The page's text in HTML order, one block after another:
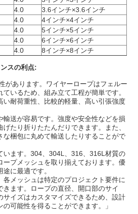
4.0
3.6インチ×3.6インチ
4.0
4インチ×4インチ
4.0
5インチ×5インチ
4.0
6インチ×6インチ
4.0 8インチ×8インチ
スの利点:
があります。ワイヤーロープはフェルー
いるため、組み立て工程が簡単です。
い耐荷重性、比較的軽量、高い引張強度
輸送が容易です。強度や安全性などを損
たり折りたたんだりできます。また、
な梱包に丸めて輸送したりすることがで
います。304、304L、316、316L材質の
ープメッシュを取り揃えております。優
に最適です。
各メッシュは特定のプロジェクト要件に
きます。ロープの直径、開口部のサイ
サイズはカスタマイズできるため、設計
可能性を得ることができます。」